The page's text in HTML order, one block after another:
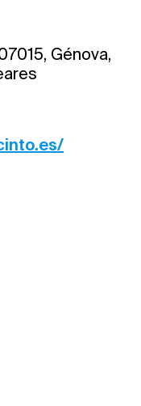
Génova,